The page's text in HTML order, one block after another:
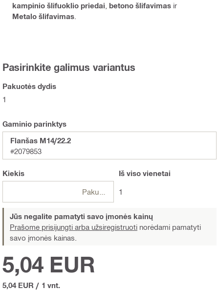
kampinio šlifuoklio priedai betono šlifavimas ir
Metalo šlifavimas
Pasirinkite galimus variantus
Pakuotės dydis
1
Gaminio parinktys
Flanšas M14/22.2
#2079853
Kiekis
Pakuotės
Iš visovienetai
1
Jūs negalite pamatyti savo įmonės kainų
Prašome prisijungti arba užsiregistruoti norėdami pamatyti
savo įmonės kainas.
5,04 EUR
5,04 EUR / 1 vnt.